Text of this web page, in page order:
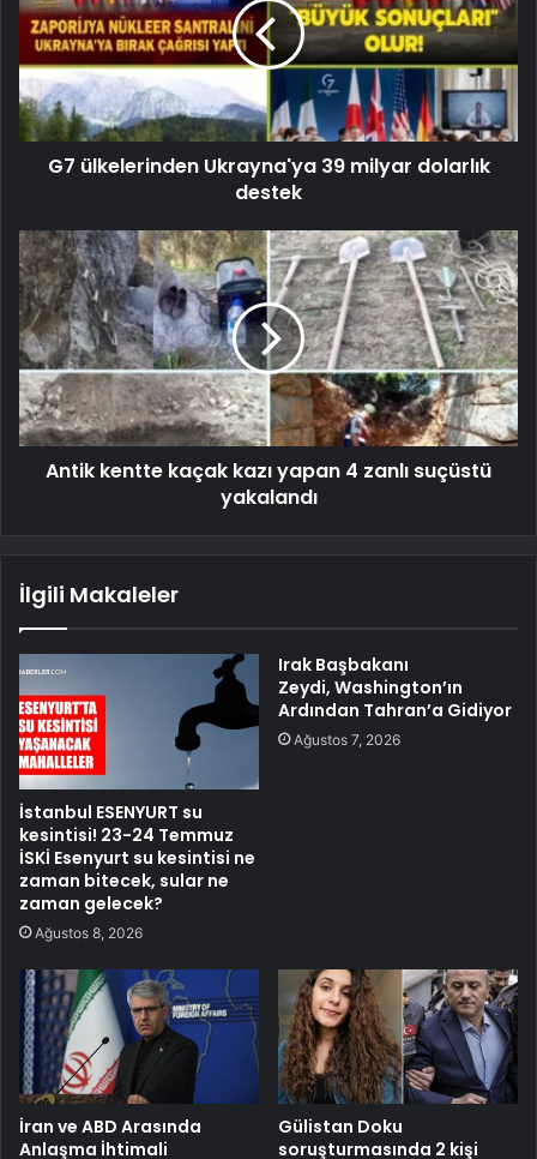
G7 ülkelerinden Ukrayna'ya 39 milyar dolarlık
destek
Antik kentte kaçak kazı yapan 4 zanlı suçüstü
yakalandı
İlgili Makaleler
İstanbul ESENYURT su
kesintisi! 23-24 Temmuz
İSKİ Esenyurt su kesintisi ne
zaman bitecek, sular ne
zaman gelecek?
Ağustos 8, 2026
Irak Başbakanı
Zeydi, Washington’ın
Ardından Tahran’a Gidiyor
Ağustos 7, 2026
İran ve ABD Arasında
Anlaşma İhtimali
Gülistan Doku
soruşturmasında 2 kişi